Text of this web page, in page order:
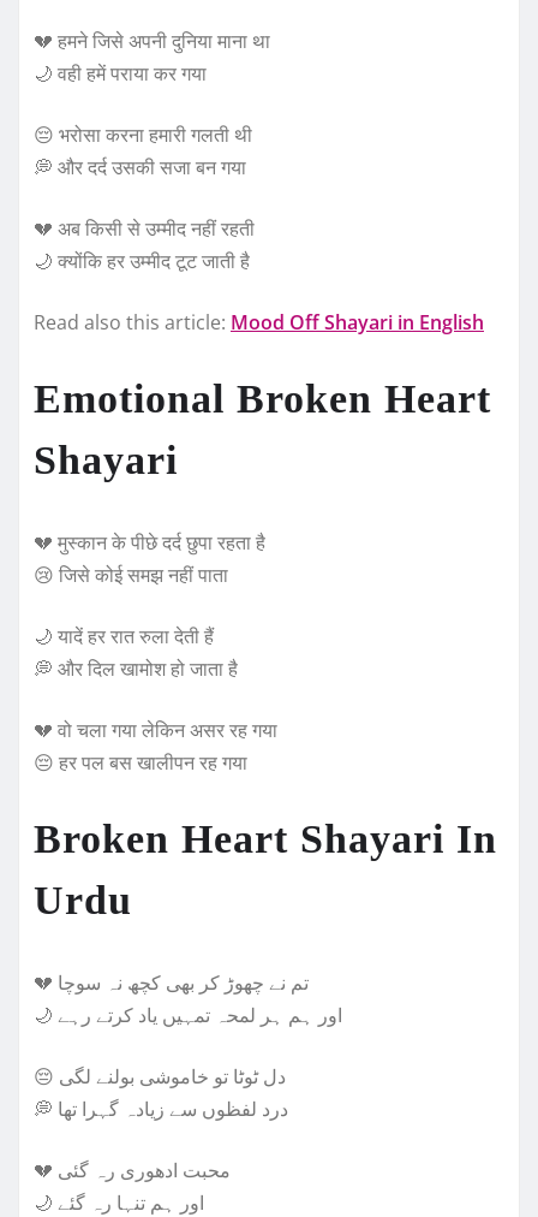
💔 हमने जिसे अपनी दुनिया माना था
🌙 वही हमें पराया कर गया
😔 भरोसा करना हमारी गलती थी
💭 और दर्द उसकी सजा बन गया
💔 अब किसी से उम्मीद नहीं रहती
🌙 क्योंकि हर उम्मीद टूट जाती है
Read also this article: Mood Off Shayari in English
Emotional Broken Heart
Shayari
💔 मुस्कान के पीछे दर्द छुपा रहता है
😢 जिसे कोई समझ नहीं पाता
🌙 यादें हर रात रुला देती हैं
💭 और दिल खामोश हो जाता है
💔 वो चला गया लेकिन असर रह गया
😔 हर पल बस खालीपन रह गया
Broken Heart Shayari In
Urdu
💔 تم نے چھوڑ کر بھی کچھ نہ سوچا
🌙 اور ہم ہر لمحہ تمہیں یاد کرتے رہے
😔 دل ٹوٹا تو خاموشی بولنے لگی
💭 درد لفظوں سے زیادہ گہرا تھا
💔 محبت ادھوری رہ گئی
🌙 اور ہم تنہا رہ گئے